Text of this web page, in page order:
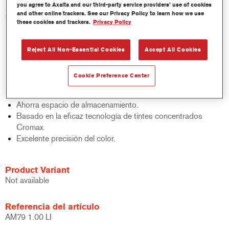
Características del producto
Sistema de pintado de base disolvente, único por su
versatilidad y facilidad de uso.
Una sola máquina de mezcla proporciona todas las
calidades de base disolvente: medios y altos sólidos,
acabados y bases bicapa.
Ahorra espacio de almacenamiento.
Basado en la eficaz tecnología de tintes concentrados
Cromax.
Excelente precisión del color.
Product Variant
Not available
Referencia del artículo
AM79 1.00 LI
you agree to Axalta and our third-party service providers’ use of cookies
and other online trackers. See our Privacy Policy to learn how we use
these cookies and trackers. Privacy Policy
Reject All Non-Essential Cookies Accept All Cookies
Cookie Preference Center